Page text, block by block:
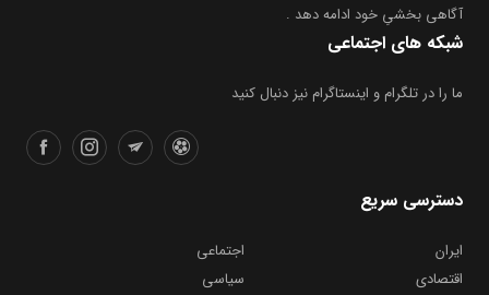
شبکه های اجتماعی
اقتصادی
سیاسی
فرهنگی
ورزشی